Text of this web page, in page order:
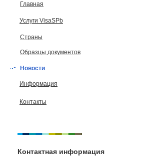
Главная
Услуги VisaSPb
Страны
Образцы документов
Новости
Информация
Контакты
Контактная информация